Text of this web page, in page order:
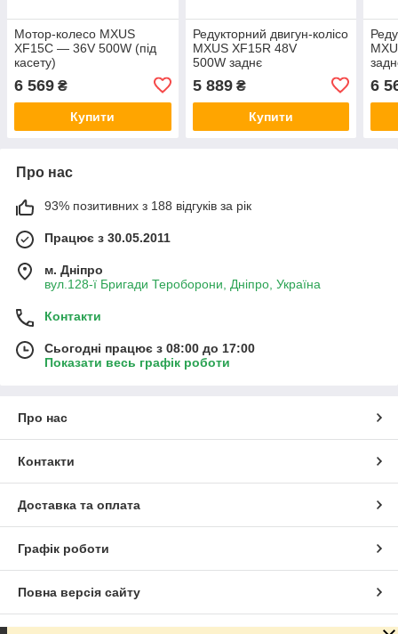
Мотор-колесо MXUS
XF15C — 36V 500W (під
касету)
6 569 ₴
Купити
Редукторний двигун-колісо
MXUS XF15R 48V
500W заднє
5 889₴
Купити
6
Про нас
93% позитивних з 188 відгуків за рік
Працює з 30.05.2011
м. Дніпро
вул.128-ї Бригади Тероборони, Дніпро, Україна
Контакти
Сьогодні працює з 08:00 до 17:00
Показати весь графік роботи
Про нас
Контакти
Доставка та оплата
Графік роботи
Повна версія сайту